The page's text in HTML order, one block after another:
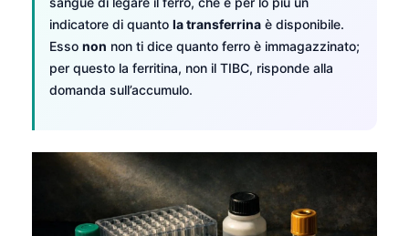
indicatore di quanto la transferrina è disponibile.
Esso non non ti dice quanto ferro è immagazzinato;
per questo la ferritina, non il TIBC, risponde alla
domanda sull’accumulo.